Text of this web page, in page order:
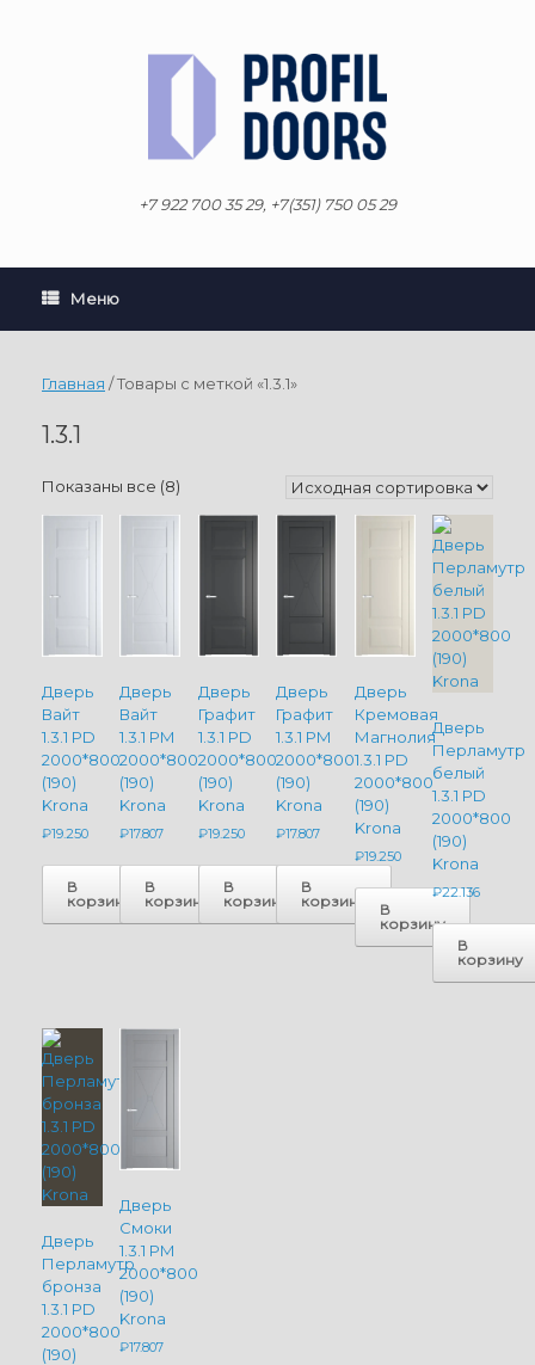
+7 922 700 35 29, +7(351) 750 05 29
Меню
Главная / Товары с меткой «1.3.1»
1.3.1
Показаны все (8)
Дверь
Вайт
1.3.1 PD
2000*800
(190)
Krona
₽19.250
В
корзину
Дверь
Вайт
1.3.1 PM
2000*800
(190)
Krona
₽17.807
В
корзину
Дверь
Графит
1.3.1 PD
2000*800
(190)
Krona
₽19.250
В
корзину
Дверь
Графит
1.3.1 PM
2000*800
(190)
Krona
₽17.807
В
корзину
Дверь
Кремовая
Магнолия
1.3.1 PD
2000*800
(190)
Krona
₽19.250
В
корзину
Дверь
Перламутр
белый
1.3.1 PD
2000*800
(190)
Krona
₽22.136
В
корзину
Дверь
Перламутр
бронза
1.3.1 PD
2000*800
(190)
Дверь
Смоки
1.3.1 PM
2000*800
(190)
Krona
₽17.807